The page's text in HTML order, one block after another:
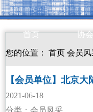
首页 协
您的位置： 首页 会员风
【会员单位】北京
2021-06-18